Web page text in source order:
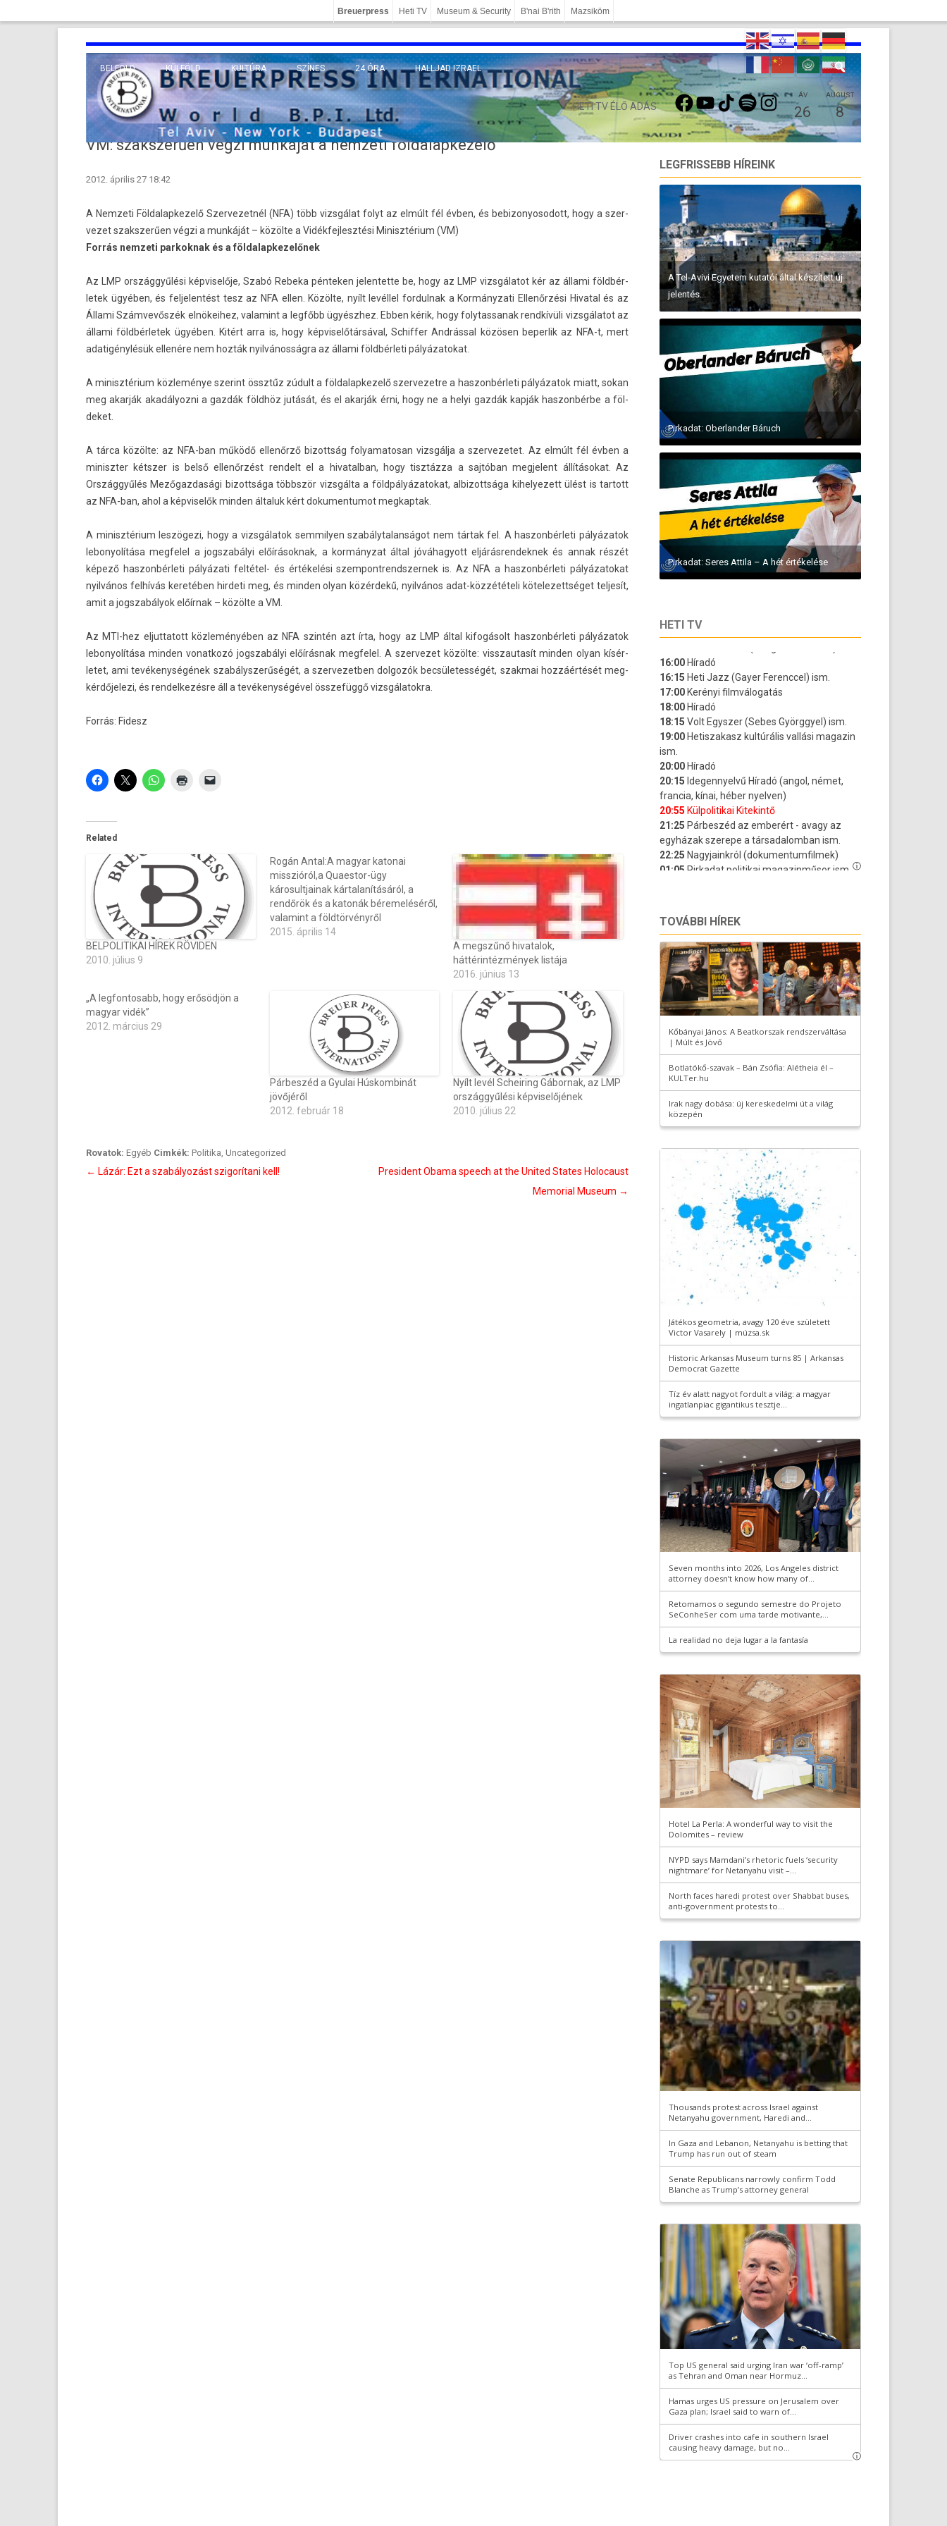
Breuerpress Heti TV Museum & Security B'nai B'rith Mazsiköm
BELFÖLD KÜLFÖLD
EURÓPA
KÖZEL-KELET
TÁVOL-KELET
TENGERENTÚL
KULTÚRA
TUDOMÁNY
VALLÁS
SZÍNES 24 ÓRA HALLJAD IZRAEL
HETI TV ÉLŐ ADÁS
FACEBOOKYOUTUBETIKTOKSPOTIFYINSTAGRAMÁV
26
AUGUST
8
VM: szakszerűen végzi munkáját a nemzeti földalapkezelő
2012. április 27 18:42
A Nem­zeti Föl­dalap­kezelő Szer­vezet­nél (NFA) több vizsgálat folyt az elmúlt fél évben, és be­bizonyosodott, hogy a szer­
vezet szakszerű­en végzi a munkáját – közölte a Vidék­fejlesztési Minisztérium (VM)
Forrás nem­zeti par­koknak és a föl­dalap­kezelőnek
Az LMP országgyűlési kép­viselője, Szabó Re­beka pén­tek­en jelen­tette be, hogy az LMP vizsgálatot kér az állami földbér­
letek ügyében, és fel­jelen­tést tesz az NFA ellen. Közölte, nyílt levéllel for­dulnak a Kor­mányzati Ellenőrzési Hivat­al és az
Állami Számvevőszék el­nökeihez, valamint a legfőbb ügyészhez. Ebben kérik, hogy folytas­sanak rendkívüli vizsgálatot az
állami földbér­letek ügyében. Kitért arra is, hogy kép­viselőtár­sáv­al, Schiff­er Andrással közösen be­per­lik az NFA-t, mert
adatigénylésük ellenére nem hozták nyilvánosságra az állami földbérleti pályázatokat.
A minisztérium közleménye szerint össztűz zúdult a föl­dalap­kezelő szer­vezet­re a has­zonbér­leti pályázatok miatt, sokan
meg akarják akadályoz­ni a gazdák földhöz jutását, és el akarják érni, hogy ne a helyi gazdák kapják has­zonbér­be a föl­
deket.
A tárca közölte: az NFA-ban működő ellenőrző bi­zottság folyamatosan vizsgálja a szer­vezetet. Az elmúlt fél évben a
miniszt­er kétszer is belső ellenőrzést re­ndelt el a hivatal­ban, hogy tisztázza a sajtóban meg­jelent állításokat. Az
Országgyűlés Mezőgaz­dasági bi­zottsága többször vizsgálta a földpályázatokat, al­bizottsága kihelyezett ülést is tar­tott
az NFA-ban, ahol a kép­viselők mind­en általuk kért dokumen­tumot meg­kaptak.
A minisztérium leszögezi, hogy a vizsgálatok sem­mily­en szabálytalan­ságot nem tártak fel. A has­zonbér­leti pályázatok
lebonyolítása meg­felel a jogszabályi előírások­nak, a kormányzat által jóváhagyott el­járás­rendek­nek és annak részét
képező has­zonbér­leti pályázati feltétel- és értékelési szem­pontrendszer­nek is. Az NFA a has­zonbér­leti pályázatokat
nyilvános felhívás keretében hir­deti meg, és mind­en olyan közérdekű, nyilvános adat-közzétételi kötelezettséget tel­jesít,
amit a jogszabályok előírnak – közölte a VM.
Az MTI-hez el­juttatott közleményében az NFA szintén azt írta, hogy az LMP által kifogásolt has­zonbér­leti pályázatok
lebonyolítása mind­en vonat­kozó jogszabályi előírásnak meg­felel. A szer­vezet közölte: visszautasít mind­en olyan kísér­
letet, ami tevékenységének szabálys­zerűségét, a szer­vezetb­en dol­gozók be­csületes­ségét, szak­mai hozzáértését meg­
kérdőjelezi, és re­ndel­kezés­re áll a tevékenységével összefüggő vizsgálatok­ra.
Forrás: Fidesz
Related
BELPOLITIKAI HÍREK RÖVIDEN
2010. július 9
Rogán Antal:A magyar katonai
misszióról,a Quaestor-ügy
károsultjainak kártalanításáról, a
rendőrök és a katonák béremeléséről,
valamint a földtörvényről
2015. április 14
A megszűnő hivatalok,
háttérintézmények listája
2016. június 13
„A legfontosabb, hogy erősödjön a
magyar vidék”
2012. március 29
Párbeszéd a Gyulai Húskombinát
jövőjéről
2012. február 18
Nyílt levél Scheiring Gábornak, az LMP
országgyűlési képviselőjének
2010. július 22
Rovatok: Egyéb Cimkék: Politika, Uncategorized
Bejegyzés
← Lázár: Ezt a szabályozást szigorítani kell!
President Obama speech at the United States Holocaust
Memorial Museum →
LEGFRISSEBB HÍREINK
A Tel-Avivi Egyetem kutatói által készített új
jelentés...
Pirkadat: Oberlander Báruch
Pirkadat: Seres Attila – A hét értékelése
HETI TV
TOVÁBBI HÍREK